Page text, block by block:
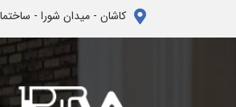
کاشان - میدان شورا -